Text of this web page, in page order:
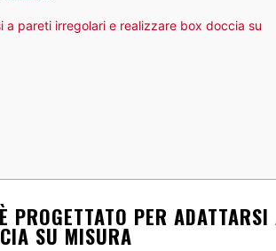
pareti irregolari e realizzare box doccia su
PROGETTATO PER ADATTARSI
SU MISURA